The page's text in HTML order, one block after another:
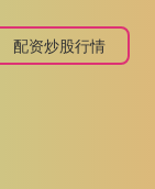
配资炒股行情